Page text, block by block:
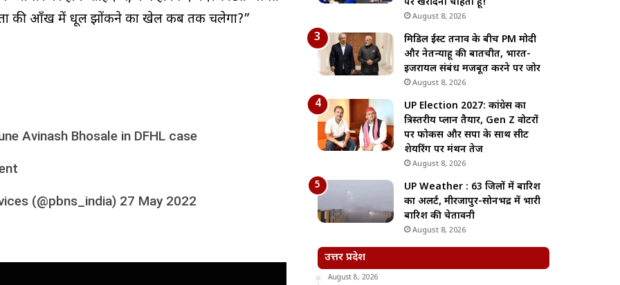
की आँख में धूल झोंकने का खेल कब तक चलेगा?”
Avinash Bhosale in DFHL case
(@pbns_india) 27 May 2022
August 8, 2026
मिडिल ईस्ट तनाव के बीच PM मोदी
और नेतन्याहू की बातचीत, भारत-
इजरायल संबंध मजबूत करने पर जोर
August 8, 2026
UP Election 2027: कांग्रेस का
त्रिस्तरीय प्लान तैयार, Gen Z वोटरों
पर फोकस और सपा के साथ सीट
शेयरिंग पर मंथन तेज
August 8, 2026
UP Weather : 63 जिलों में बारिश
का अलर्ट, मीरजापुर-सोनभद्र में भारी
बारिश की चेतावनी
August 8, 2026
उत्तर प्रदेश
August 8, 2026